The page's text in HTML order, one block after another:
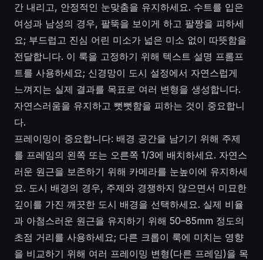
간 내리고, 안정적인 눈맞춤을 유지하세요. 수트를 입은
여성과 남성의 경우, 팔뚝을 보이게 하고 팔짱을 피하세
요; 부드럽고 진심 어린 미소가 넓은 미소 없이 따뜻함을
전달합니다. 이 룩을 고정하기 위해 텍스트 설명 프롬프
트를 사용하세요; 신경망이 도시 설정에서 자연스럽게
느껴지는 실제 결과를 목표로 여러 변형을 생성합니다.
자연스러움을 유지하고 뻣뻣함을 피하는 것이 중요합니
다.
프레이밍이 중요합니다: 배경 공간을 남기기 위해 주제
를 프레임의 왼쪽 또는 오른쪽 1/3에 배치하세요. 자연스
러운 원근을 보존하기 위해 카메라를 눈높이에 유지하세
요. 도시 배경의 경우, 주제와 경쟁하지 않으면서 미묘한
깊이를 가진 깨끗한 도시 배경을 선택하세요. 실제 비율
과 아첨스러운 원근을 유지하기 위해 50–85mm 정도의
초점 거리를 사용하세요; 다른 크롭이 룩에 미치는 영향
을 비교하기 위해 여러 프레이밍 변형(다른 프레임)을 목